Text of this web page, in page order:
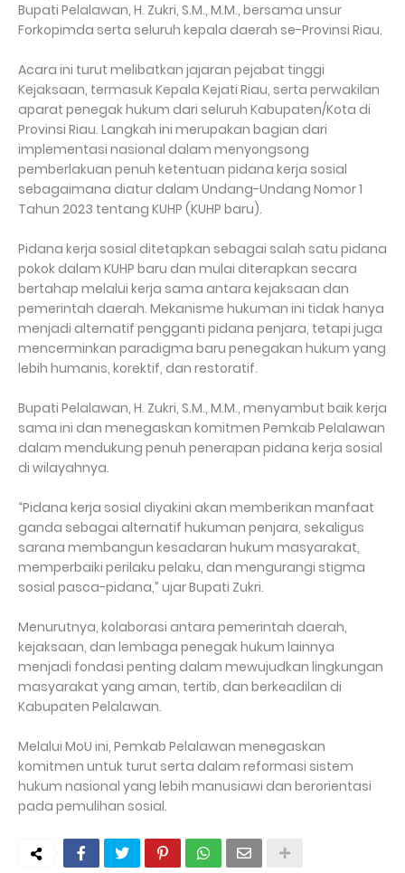
Bupati Pelalawan, H. Zukri, S.M., M.M., bersama unsur
Forkopimda serta seluruh kepala daerah se-Provinsi Riau.
Acara ini turut melibatkan jajaran pejabat tinggi
Kejaksaan, termasuk Kepala Kejati Riau, serta perwakilan
aparat penegak hukum dari seluruh Kabupaten/Kota di
Provinsi Riau. Langkah ini merupakan bagian dari
implementasi nasional dalam menyongsong
pemberlakuan penuh ketentuan pidana kerja sosial
sebagaimana diatur dalam Undang-Undang Nomor 1
Tahun 2023 tentang KUHP (KUHP baru).
Pidana kerja sosial ditetapkan sebagai salah satu pidana
pokok dalam KUHP baru dan mulai diterapkan secara
bertahap melalui kerja sama antara kejaksaan dan
pemerintah daerah. Mekanisme hukuman ini tidak hanya
menjadi alternatif pengganti pidana penjara, tetapi juga
mencerminkan paradigma baru penegakan hukum yang
lebih humanis, korektif, dan restoratif.
Bupati Pelalawan, H. Zukri, S.M., M.M., menyambut baik kerja
sama ini dan menegaskan komitmen Pemkab Pelalawan
dalam mendukung penuh penerapan pidana kerja sosial
di wilayahnya.
“Pidana kerja sosial diyakini akan memberikan manfaat
ganda sebagai alternatif hukuman penjara, sekaligus
sarana membangun kesadaran hukum masyarakat,
memperbaiki perilaku pelaku, dan mengurangi stigma
sosial pasca-pidana,” ujar Bupati Zukri.
Menurutnya, kolaborasi antara pemerintah daerah,
kejaksaan, dan lembaga penegak hukum lainnya
menjadi fondasi penting dalam mewujudkan lingkungan
masyarakat yang aman, tertib, dan berkeadilan di
Kabupaten Pelalawan.
Melalui MoU ini, Pemkab Pelalawan menegaskan
komitmen untuk turut serta dalam reformasi sistem
hukum nasional yang lebih manusiawi dan berorientasi
pada pemulihan sosial.